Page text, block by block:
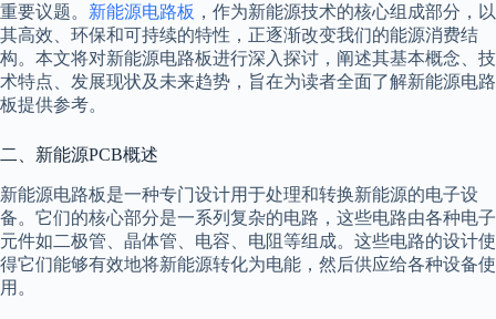
重要议题。 新能源电路板 ，作为新能源技术的核心组成部分，以
其高效、环保和可持续的特性，正逐渐改变我们的能源消费结
构。本文将对新能源电路板进行深入探讨，阐述其基本概念、技
术特点、发展现状及未来趋势，旨在为读者全面了解新能源电路
板提供参考。
二、新能源PCB概述
新能源电路板是一种专门设计用于处理和转换新能源的电子设
备。它们的核心部分是一系列复杂的电路，这些电路由各种电子
元件如二极管、晶体管、电容、电阻等组成。这些电路的设计使
得它们能够有效地将新能源转化为电能，然后供应给各种设备使
用。